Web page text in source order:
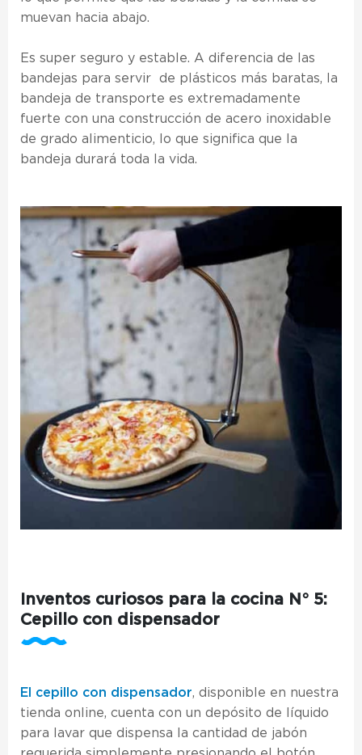
muevan hacia abajo.
Es super seguro y estable. A diferencia de las
bandejas para servir de plásticos más baratas, la
bandeja de transporte es extremadamente
fuerte con una construcción de acero inoxidable
de grado alimenticio, lo que significa que la
bandeja durará toda la vida.
Inventos curiosos para la cocina N° 5:
Cepillo con dispensador
El cepillo con dispensador, disponible en nuestra
tienda online, cuenta con un depósito de líquido
para lavar que dispensa la cantidad de jabón